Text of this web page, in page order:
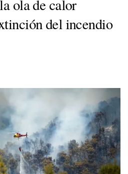
ola de calor
del incendio